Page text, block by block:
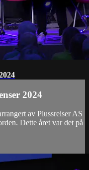
2024
av Plussreiser AS
Dette året var det på